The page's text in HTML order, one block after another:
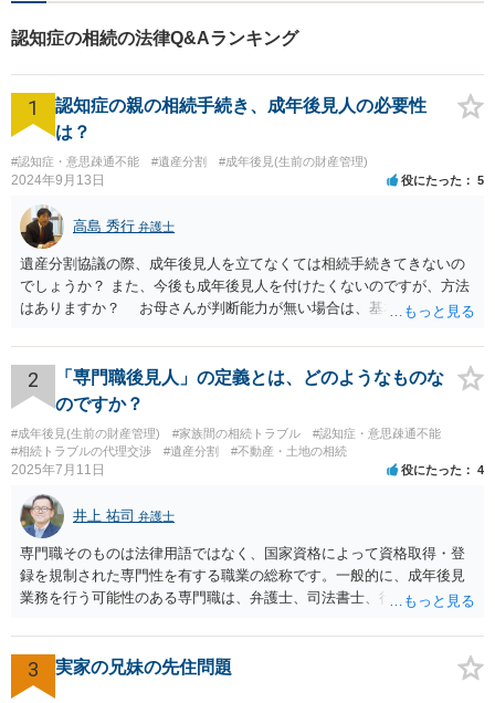
認知症の相続の法律Q&Aランキング
1
認知症の親の相続手続き、成年後見人の必要性
は？
#認知症・意思疎通不能 #遺産分割 #成年後見(生前の財産管理)
2024年9月13日 役にたった 5
高島 秀行 弁護士
遺産分割協議の際、成年後見人を立てなくては相続手続きてきないの
でしょうか？ また、今後も成年後見人を付けたくないのですが、方法
はありますか？ お母さんが判断能力が無い場合は、基本的に成年後
立て、お母さんに特別代理人をつけるという方法も考えられますが、
遺産分割だけでなく、その後の取得した遺産の管理もありますので
遺産分割審判や遺産分割調停を申し立て、お母さんに特別代理人をつ
けるということでは解決できなさそうなので 後見人をつけるよう求め
られると思います。 弁護士に面談で相談された方がよいと思いま
す。
2
「専門職後見人」の定義とは、どのようなものな
のですか？
#成年後見(生前の財産管理) #家族間の相続トラブル
#認知症・意思疎通不能
#相続トラブルの代理交渉
#遺産分割 #不動産・土地の相続
2025年7月11日 役にたった 4
井上 祐司 弁護士
専門職そのものは法律用語ではなく、国家資格によって資格取得・登
録を規制された専門性を有する職業の総称です。一般的に、成年後見
業務を行う可能性のある専門職は、弁護士、司法書士、行政書士、税
士はほぼ無条件で成年後見人に選任されるわけではなく、基幹研修を
受講して継続研修を受講し続ける必要がありますが、家庭裁判所から
選任された場合には専門職後見人と呼ぶことになるでしょう。
3 実家の兄妹の先住問題